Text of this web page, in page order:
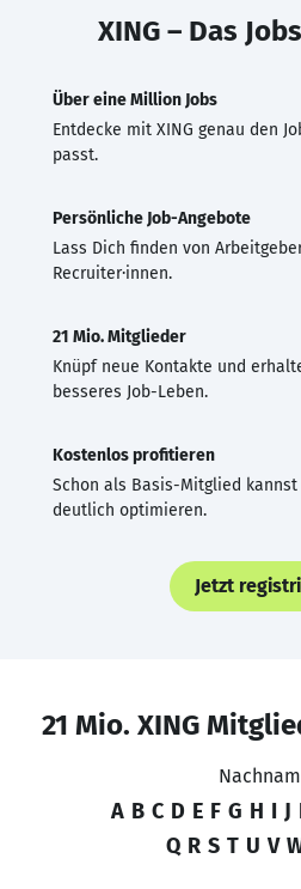
XING – Das
Über eine Million Jobs
Entdecke mit XING genau den
passt.
Persönliche Job-Angebote
Lass Dich finden von
Recruiter·innen.
21 Mio. Mitglieder
Knüpf neue Kontakte und
besseres Job-Leben.
Kostenlos profitieren
Schon als Basis-Mitglied kannst
deutlich optimieren.
Jetzt
21 Mio. XING
A B C D E F G H I J
Q R S T U V